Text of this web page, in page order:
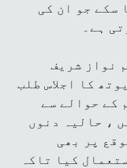
سکے جو ان کی
ہے۔
نواز شریف
کا اجلاس طلب
کے حوالے سے
، حالیہ دنوں
پر بھی
کیا تاکہ